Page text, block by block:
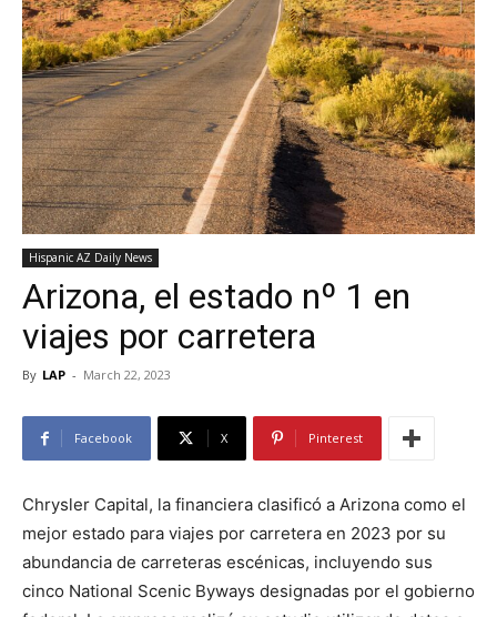
Hispanic AZ Daily News
Arizona, el estado nº 1 en
viajes por carretera
By LAP - March 22, 2023
Facebook X Pinterest
Chrysler Capital, la financiera clasificó a Arizona como el
mejor estado para viajes por carretera en 2023 por su
abundancia de carreteras escénicas, incluyendo sus
cinco National Scenic Byways designadas por el gobierno